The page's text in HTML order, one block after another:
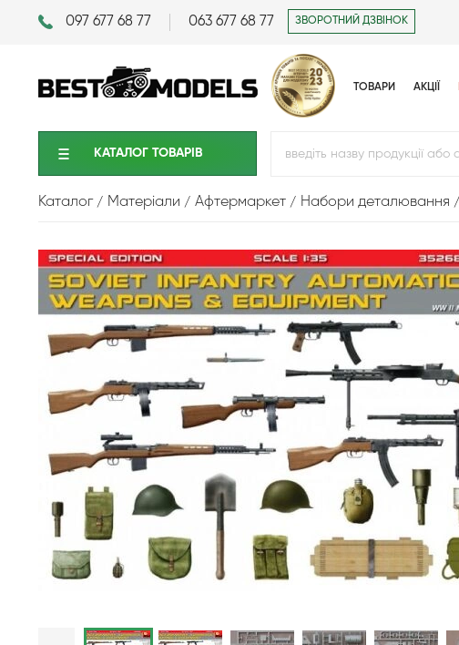
097 677 68 77 063 677 68 77 ЗВОРОТНИЙ ДЗВІНОК
ТОВАРИ АКЦІЇ
КАТАЛОГ ТОВАРIВ
Каталог Матеріали Афтермаркет Набори деталювання